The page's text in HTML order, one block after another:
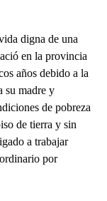
digna de una
en la provincia
años debido a la
su madre y
de pobreza
de tierra y sin
a trabajar
por